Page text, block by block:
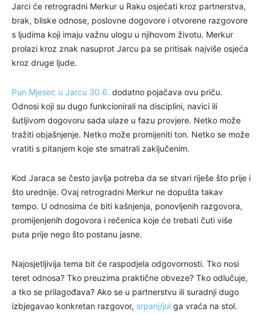
Jarci će retrogradni Merkur u Raku osjećati kroz partnerstva,
brak, bliske odnose, poslovne dogovore i otvorene razgovore
s ljudima koji imaju važnu ulogu u njihovom životu. Merkur
prolazi kroz znak nasuprot Jarcu pa se pritisak najviše osjeća
kroz druge ljude.
Pun Mjesec u Jarcu 30.6. dodatno pojačava ovu priču.
Odnosi koji su dugo funkcionirali na disciplini, navici ili
šutljivom dogovoru sada ulaze u fazu provjere. Netko može
tražiti objašnjenje. Netko može promijeniti ton. Netko se može
vratiti s pitanjem koje ste smatrali zaključenim.
Kod Jaraca se često javlja potreba da se stvari riješe što prije i
što urednije. Ovaj retrogradni Merkur ne dopušta takav
tempo. U odnosima će biti kašnjenja, ponovljenih razgovora,
promijenjenih dogovora i rečenica koje će trebati čuti više
puta prije nego što postanu jasne.
Najosjetljivija tema bit će raspodjela odgovornosti. Tko nosi
teret odnosa? Tko preuzima praktične obveze? Tko odlučuje,
a tko se prilagođava? Ako se u partnerstvu ili suradnji dugo
izbjegavao konkretan razgovor, srpanj/jul ga vraća na stol.